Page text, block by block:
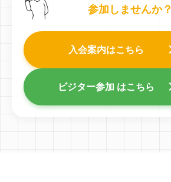
参加しませんか？
入会案内はこちら
ビジター参加 はこちら